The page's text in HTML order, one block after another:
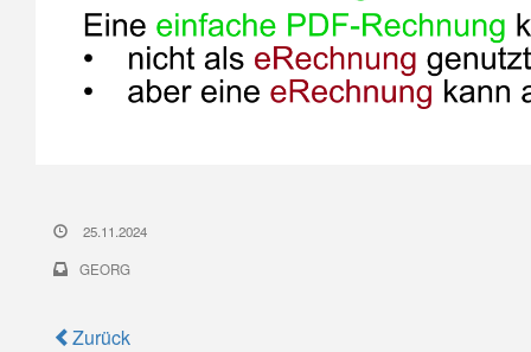
25.11.2024
GEORG
Zurück